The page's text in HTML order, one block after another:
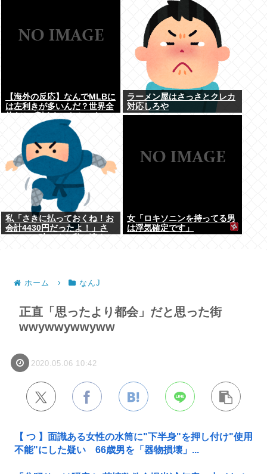
【海外の反応】なんでMLBに
は左利きが多いんだ？世界全
はずなのに → 「左ピッチャ
ーは貴重だからな」「内野で
は不利だけど基本左利きのほ
うが重宝される傾向にはある
と思う」
ラーメン屋はさっさとクレカ
対応しろや
私「さきに払っておくね！お
会計4430円だったよ！」さ
女「ロキソニンを持ってる男
は浮気確定です」
ホーム なんJ
正直「思ったより都会」だと思った街
wwywwywwyww
2020.05.06 10:42
【 つ 】面識ある女性の水筒に"下半身"を押し付け"使用
不能"にした疑い 66歳男を「器物損壊」...